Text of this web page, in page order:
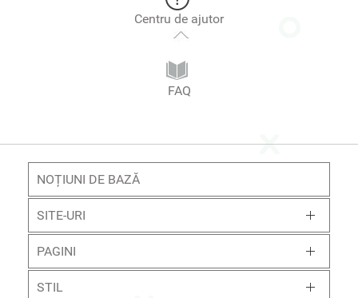
Centru de ajutor
FAQ
NOȚIUNI DE BAZĂ
SITE-URI
PAGINI
STIL